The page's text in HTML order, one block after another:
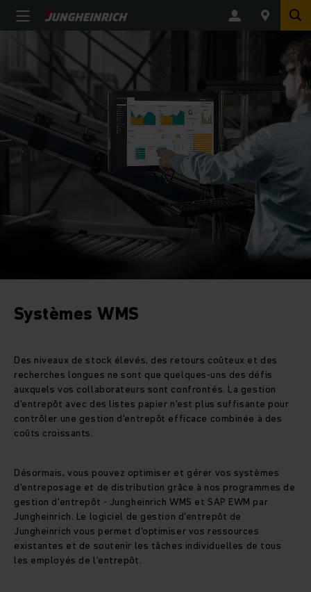
Systèmes WMS
Des niveaux de stock élevés, des retours coûteux et des
recherches longues ne sont que quelques-uns des défis
auxquels vos collaborateurs sont confrontés. La gestion
d'entrepôt avec des listes papier n'est plus suffisante pour
contrôler une gestion d'entrepôt efficace combinée à des
coûts croissants.
Désormais, vous pouvez optimiser et gérer vos systèmes
d'entreposage et de distribution grâce à nos programmes de
gestion d'entrepôt - Jungheinrich WMS et SAP EWM par
Jungheinrich. Le logiciel de gestion d'entrepôt de
Jungheinrich vous permet d'optimiser vos ressources
existantes et de soutenir les tâches individuelles de tous
les employés de l'entrepôt.